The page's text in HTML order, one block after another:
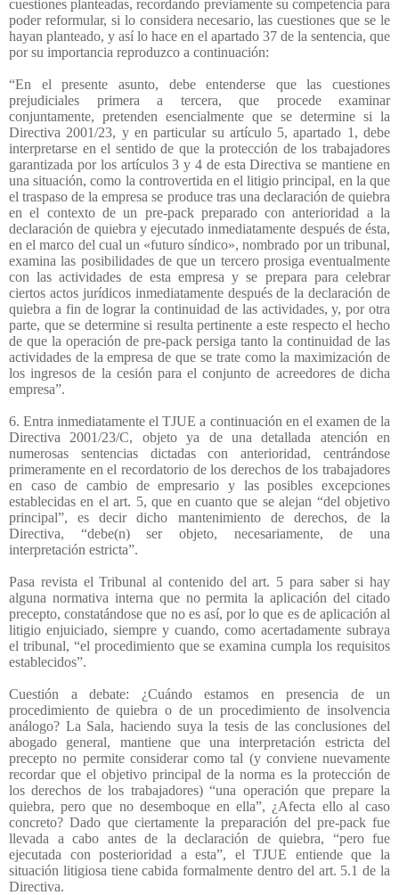
cuestiones planteadas, recordando previamente su competencia para
poder reformular, si lo considera necesario, las cuestiones que se le
hayan planteado, y así lo hace en el apartado 37 de la sentencia, que
por su importancia reproduzco a continuación:
“En el presente asunto, debe entenderse que las cuestiones
prejudiciales primera a tercera, que procede examinar
conjuntamente, pretenden esencialmente que se determine si la
Directiva 2001/23, y en particular su artículo 5, apartado 1, debe
interpretarse en el sentido de que la protección de los trabajadores
garantizada por los artículos 3 y 4 de esta Directiva se mantiene en
una situación, como la controvertida en el litigio principal, en la que
el traspaso de la empresa se produce tras una declaración de quiebra
en el contexto de un pre-pack preparado con anterioridad a la
declaración de quiebra y ejecutado inmediatamente después de ésta,
en el marco del cual un «futuro síndico», nombrado por un tribunal,
examina las posibilidades de que un tercero prosiga eventualmente
con las actividades de esta empresa y se prepara para celebrar
ciertos actos jurídicos inmediatamente después de la declaración de
quiebra a fin de lograr la continuidad de las actividades, y, por otra
parte, que se determine si resulta pertinente a este respecto el hecho
de que la operación de pre-pack persiga tanto la continuidad de las
actividades de la empresa de que se trate como la maximización de
los ingresos de la cesión para el conjunto de acreedores de dicha
empresa”.
6. Entra inmediatamente el TJUE a continuación en el examen de la
Directiva 2001/23/C, objeto ya de una detallada atención en
numerosas sentencias dictadas con anterioridad, centrándose
primeramente en el recordatorio de los derechos de los trabajadores
en caso de cambio de empresario y las posibles excepciones
establecidas en el art. 5, que en cuanto que se alejan “del objetivo
principal”, es decir dicho mantenimiento de derechos, de la
Directiva, “debe(n) ser objeto, necesariamente, de una
interpretación estricta”.
Pasa revista el Tribunal al contenido del art. 5 para saber si hay
alguna normativa interna que no permita la aplicación del citado
precepto, constatándose que no es así, por lo que es de aplicación al
litigio enjuiciado, siempre y cuando, como acertadamente subraya
el tribunal, “el procedimiento que se examina cumpla los requisitos
establecidos”.
Cuestión a debate: ¿Cuándo estamos en presencia de un
procedimiento de quiebra o de un procedimiento de insolvencia
análogo? La Sala, haciendo suya la tesis de las conclusiones del
abogado general, mantiene que una interpretación estricta del
precepto no permite considerar como tal (y conviene nuevamente
recordar que el objetivo principal de la norma es la protección de
los derechos de los trabajadores) “una operación que prepare la
quiebra, pero que no desemboque en ella”, ¿Afecta ello al caso
concreto? Dado que ciertamente la preparación del pre-pack fue
llevada a cabo antes de la declaración de quiebra, “pero fue
ejecutada con posterioridad a esta”, el TJUE entiende que la
situación litigiosa tiene cabida formalmente dentro del art. 5.1 de la
Directiva.